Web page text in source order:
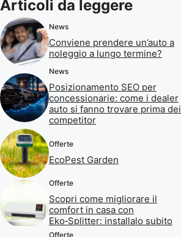
Articoli da leggere
News
Conviene prendere un’auto a
noleggio a lungo termine?
News
Posizionamento SEO per
concessionarie: come i dealer
auto si fanno trovare prima dei
competitor
Offerte
EcoPest Garden
Offerte
Scopri come migliorare il
comfort in casa con
Eko‑Splitter: installalo subito
Offerte